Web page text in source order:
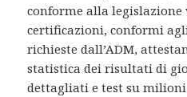
conforme alla legislazione
certificazioni, conformi agli
richieste dall’ADM,
statistica dei risultati di
dettagliati e test su